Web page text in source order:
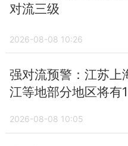
对流三级
2026-08-08 10:26
强对流预警：江苏上
江等地部分地区将有
2026-08-08 10:05